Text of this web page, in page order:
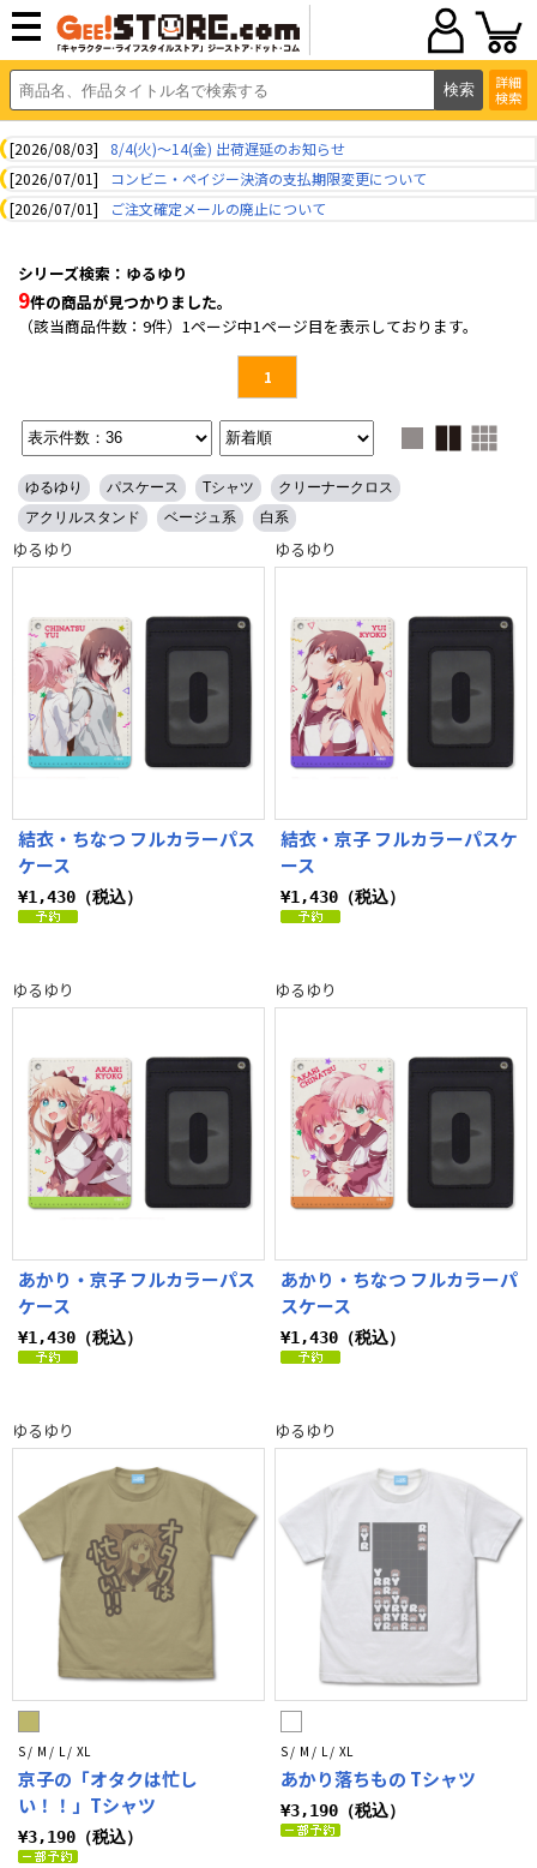
詳細
検索
[2026/08/03]
8/4(火)～14(金) 出荷遅延のお知らせ
[2026/07/01]
コンビニ・ペイジー決済の支払期限変更について
[2026/07/01]
ご注文確定メールの廃止について
シリーズ検索：ゆるゆり
9件の商品が見つかりました。
（該当商品件数：9件）1ページ中1ページ目を表示しております。
1
ゆるゆり パスケース Tシャツ
クリーナークロス
アクリルスタンド
ベージュ系 白系
ゆるゆり
結衣・ちなつ フルカラーパス
ケース
¥1,430（税込）
ゆるゆり
結衣・京子 フルカラーパスケ
ース
¥1,430（税込）
ゆるゆり
あかり・京子 フルカラーパス
ケース
¥1,430（税込）
ゆるゆり
あかり・ちなつ フルカラーパ
スケース
¥1,430（税込）
ゆるゆり
S / M / L / XL
京子の「オタクは忙し
い！！」Tシャツ
¥3,190（税込）
ゆるゆり
S / M / L / XL
あかり落ちもの Tシャツ
¥3,190（税込）